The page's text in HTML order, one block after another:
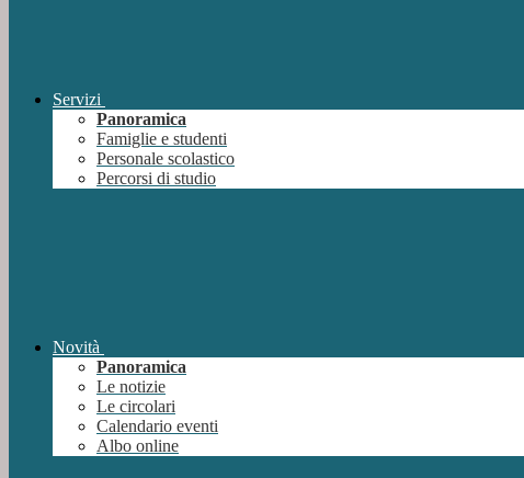
Servizi
Panoramica
Famiglie e studenti
Personale scolastico
Percorsi di studio
Novità
Panoramica
Le notizie
Le circolari
Calendario eventi
Albo online